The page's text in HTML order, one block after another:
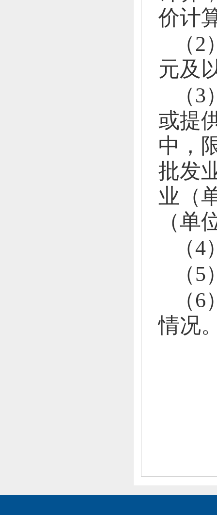
价计
（2
元及
（3
或提
中，
批发
业（
（单
（4
（5
（6
情况